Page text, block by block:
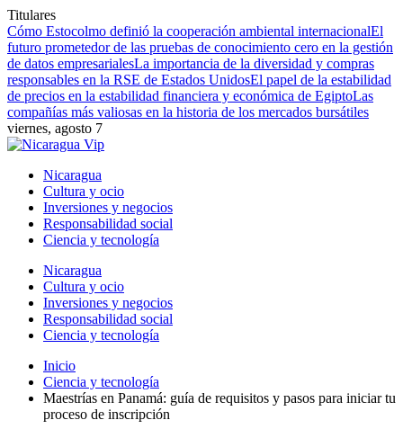
Titulares
Cómo Estocolmo definió la cooperación ambiental internacionalEl
futuro prometedor de las pruebas de conocimiento cero en la gestión
de datos empresarialesLa importancia de la diversidad y compras
responsables en la RSE de Estados UnidosEl papel de la estabilidad
de precios en la estabilidad financiera y económica de EgiptoLas
compañías más valiosas en la historia de los mercados bursátiles
viernes, agosto 7
Nicaragua
Cultura y ocio
Inversiones y negocios
Responsabilidad social
Ciencia y tecnología
Nicaragua
Cultura y ocio
Inversiones y negocios
Responsabilidad social
Ciencia y tecnología
Inicio
Ciencia y tecnología
Maestrías en Panamá: guía de requisitos y pasos para iniciar tu
proceso de inscripción